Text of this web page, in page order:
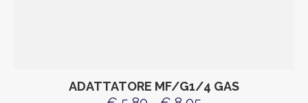
ADATTATORE MF/G1/4 GAS